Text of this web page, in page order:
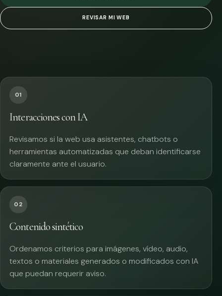
REVISAR MI WEB
01
Interacciones con IA
Revisamos si la web usa asistentes, chatbots o
herramientas automatizadas que deban identificarse
claramente ante el usuario.
02
Contenido sintético
Ordenamos criterios para imágenes, vídeo, audio,
textos o materiales generados o modificados con IA
que puedan requerir aviso.